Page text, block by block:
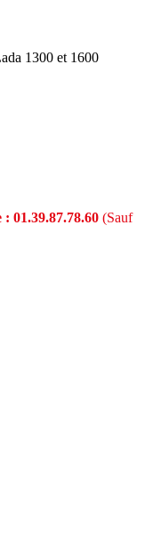
1300 et 1600
01.39.87.78.60 (Sauf